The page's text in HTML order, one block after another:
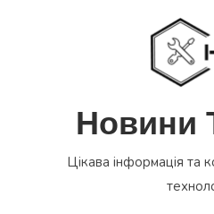
Новини
Цікава інформація та